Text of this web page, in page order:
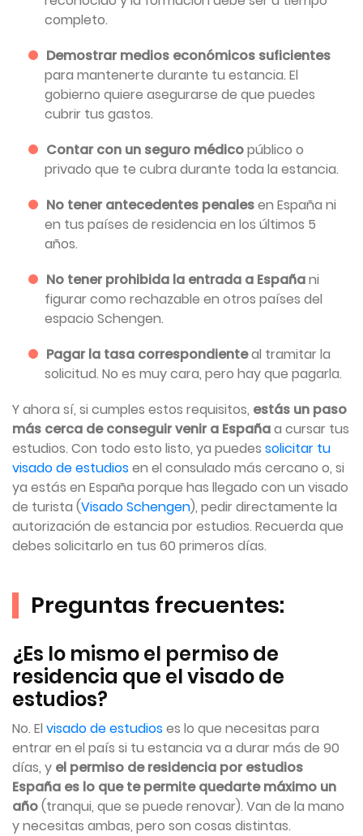
completo.
Demostrar medios económicos suficientes
para mantenerte durante tu estancia. El
gobierno quiere asegurarse de que puedes
cubrir tus gastos.
Contar con un seguro médicopúblico o
privado que te cubra durante toda la estancia.
No tener antecedentes penalesen España ni
en tus países de residencia en los últimos 5
años.
No tener prohibida la entrada a Españani
figurar como rechazable en otros países del
espacio Schengen.
Pagar la tasa correspondienteal tramitar la
solicitud. No es muy cara, pero hay que pagarla.
Y ahora sí, si cumples estos requisitos, estás un paso
más cerca de conseguir venir a Españaa cursar tus
estudios. Con todo esto listo, ya puedes solicitar tu
visado de estudiosen el consulado más cercano o, si
ya estás en España porque has llegado con un visado
de turista (Visado Schengen), pedir directamente la
autorización de estancia por estudios. Recuerda que
debes solicitarlo en tus 60 primeros días.
Preguntas frecuentes:
¿Es lo mismo el permiso de
residencia que el visado de
estudios?
No. El visado de estudioses lo que necesitas para
entrar en el país si tu estancia va a durar más de 90
días, y el permiso de residencia por estudios
España es lo que te permite quedarte máximo un
año(tranqui, que se puede renovar). Van de la mano
y necesitas ambas, pero son cosas distintas.